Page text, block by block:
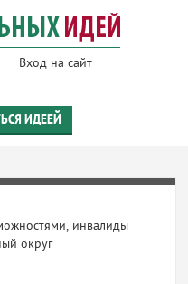
Вход на сайт
ИДЕЕЙ
инвалиды
округ